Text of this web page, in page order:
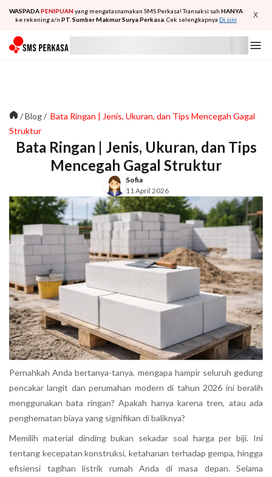
WASPADAPENIPUAN yang mengatasnamakan SMS Perkasa! Transaksi sah HANYA
ke rekening a/n PT. Sumber Makmur Surya Perkasa . Cek selengkapnya Di sini X
/Blog/ Bata Ringan | Jenis, Ukuran, dan Tips Mencegah Gagal
Struktur
Bata Ringan | Jenis, Ukuran, dan Tips
Mencegah Gagal Struktur
Sofia
11 April 2026
Pernahkah Anda bertanya-tanya, mengapa hampir seluruh gedung
pencakar langit dan perumahan modern di tahun 2026 ini beralih
menggunakan bata ringan? Apakah hanya karena tren, atau ada
penghematan biaya yang signifikan di baliknya?
Memilih material dinding bukan sekadar soal harga per biji. Ini
tentang kecepatan konstruksi, ketahanan terhadap gempa, hingga
efisiensi tagihan listrik rumah Anda di masa depan. Selama